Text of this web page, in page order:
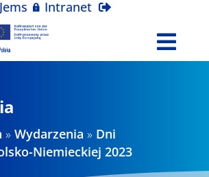
Jems Intranet
»Wydarzenia » Dni
Niemieckiej 2023